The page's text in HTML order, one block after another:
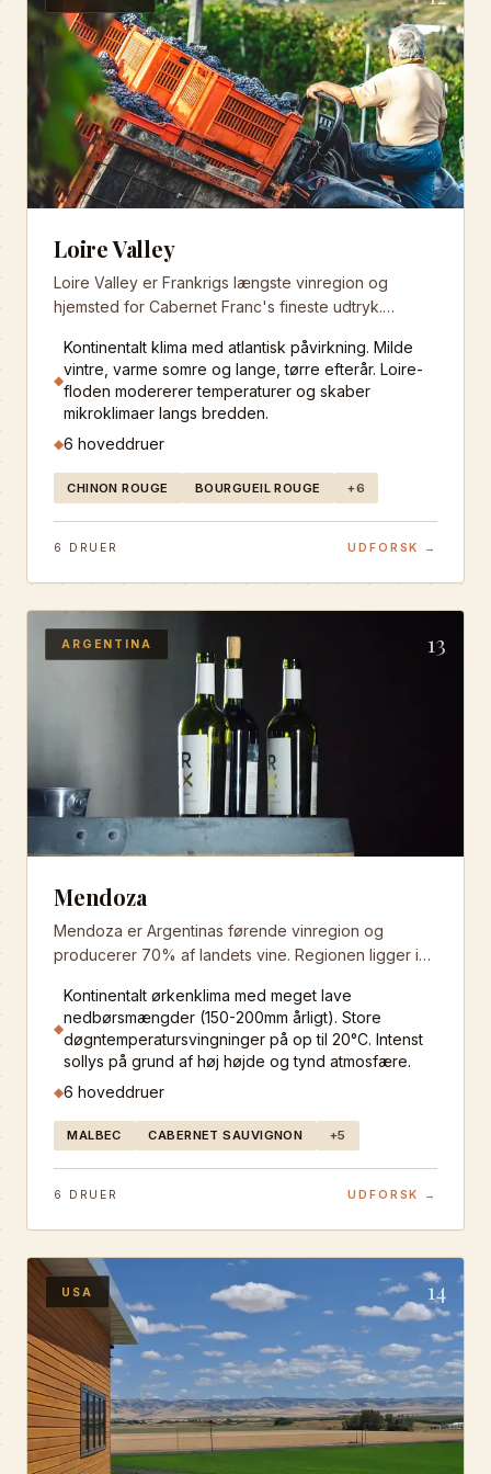
Loire Valley
Loire Valley er Frankrigs længste vinregion og
hjemsted for Cabernet Franc's fineste udtryk.
Atlanterhavet til det centrale Frankrig og producerer
exceptionelle vine med unik mineralitet og elegance.
Loire Valley er berømt for sine krydrede Cabernet
Franc vine fra Chinon og Bourgueil, samt sine
verdensklasse Sauvignon Blanc og Chenin Blanc.
Regionens kalkstens- og tufajord kombineret med
kontinentalt klima skaber ideelle forhold for både
røde og hvide druer.
◆
Kontinentalt klima med atlantisk påvirkning. Milde
vintre, varme somre og lange, tørre efterår. Loire-
floden modererer temperaturer og skaber
mikroklimaer langs bredden.
◆6 hoveddruer
CHINON ROUGE BOURGUEIL ROUGE +6
6 DRUER UDFORSK →
ARGENTINA 13
Mendoza
Mendoza er Argentinas førende vinregion og
producerer 70% af landets vine. Regionen ligger i
sine exceptionelle Malbec vine, men producerer
også fremragende Cabernet Franc, Cabernet
Sauvignon og Torrontés. Mendozas unikke terroir
kombinerer højtliggende vinmarker (700-1.500m),
ørkenlignende forhold og Andes snesmeltning som
vandkilde. Store døgntemperatursvingninger og
intenst sollys skaber vine med koncentreret frugt,
kraftig struktur og naturlig syrlighed.
◆
Kontinentalt ørkenklima med meget lave
nedbørsmængder (150-200mm årligt). Store
døgntemperatursvingninger på op til 20°C. Intenst
sollys på grund af høj højde og tynd atmosfære.
◆6 hoveddruer
MALBEC CABERNET SAUVIGNON +5
6 DRUER UDFORSK →
USA 14